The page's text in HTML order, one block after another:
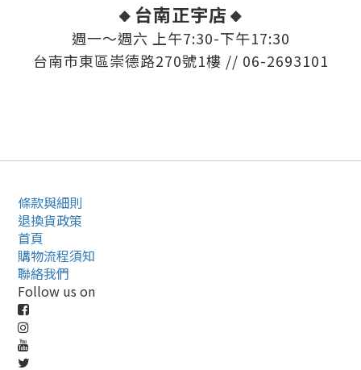
🔸台南正宇店🔸
週一～週六 上午7:30-下午17:30
台南市東區崇德路270號1樓 // 06-2693101
條款與細則
退換貨政策
首頁
購物流程須知
聯絡我們
Follow us on